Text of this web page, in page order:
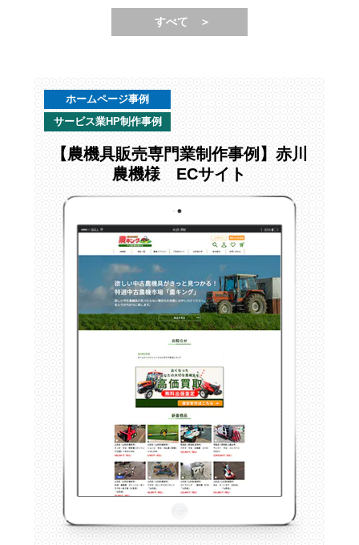
すべて ＞
ホームページ事例
サービス業HP制作事例
【農機具販売専門業制作事例】赤川
農機様 ECサイト